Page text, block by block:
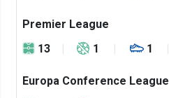
Premier League
13
1 1
Europa Conference League